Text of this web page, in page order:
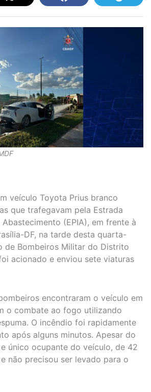
veículo Toyota Prius branco
que trafegavam pela Estrada
(EPIA), em frente à
DF, na tarde desta quarta-
de Bombeiros Militar do Distrito
acionado e enviou sete viaturas
encontraram o veículo em
o combate ao fogo utilizando
O incêndio foi rapidamente
após alguns minutos. Apesar do
único ocupante do veículo, de 42
não precisou ser levado para o